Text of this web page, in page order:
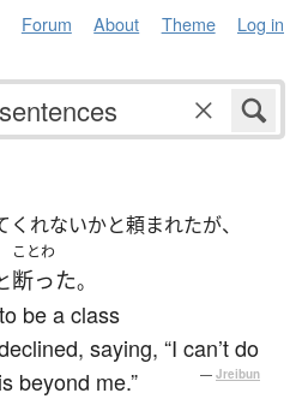
Forum About Theme Log in
れないかと頼まれたが、
ことわ
断った。
be a class
saying, “I can’t do
beyond me.”
— Jreibun